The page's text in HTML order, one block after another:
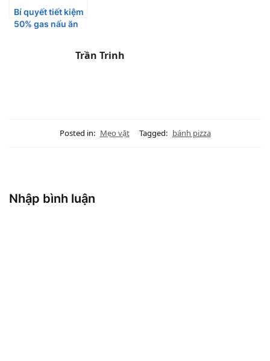
Bí quyết tiết kiệm
50% gas nấu ăn
Trần Trinh
Posted in: Mẹo vặt Tagged: bánh pizza
Nhập bình luận